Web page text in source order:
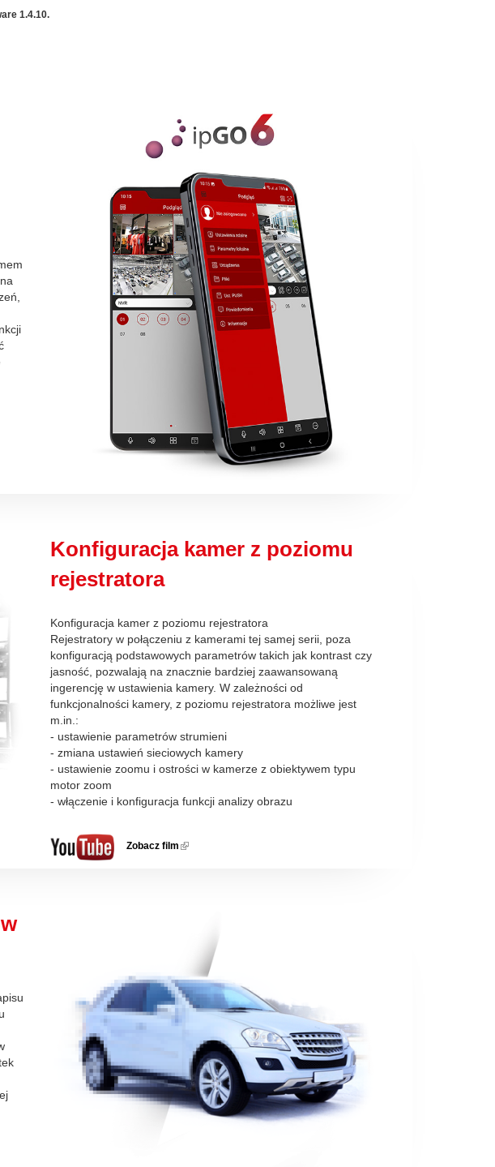
1.4.10.
Konfiguracja kamer z poziomu
rejestratora
Konfiguracja kamer z poziomu rejestratora
Rejestratory w połączeniu z kamerami tej samej serii, poza
konfiguracją podstawowych parametrów takich jak kontrast czy
jasność, pozwalają na znacznie bardziej zaawansowaną
ingerencję w ustawienia kamery. W zależności od
funkcjonalności kamery, z poziomu rejestratora możliwe jest
m.in.:
- ustawienie parametrów strumieni
- zmiana ustawień sieciowych kamery
- ustawienie zoomu i ostrości w kamerze z obiektywem typu
motor zoom
- włączenie i konfiguracja funkcji analizy obrazu
Zobacz film (link is